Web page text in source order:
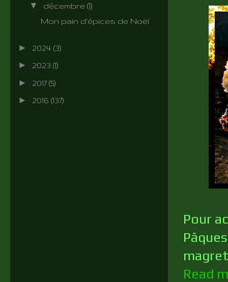
Pour
Read
▼ décembre (1)
Mon pain d'épices de Noël
► 2024 (3)
► 2023 (1)
► 2017 (5)
► 2016 (137)